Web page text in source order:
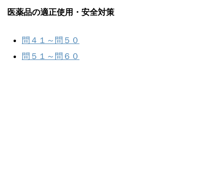
医薬品の適正使用・安全対策
問４１～問５０
問５１～問６０